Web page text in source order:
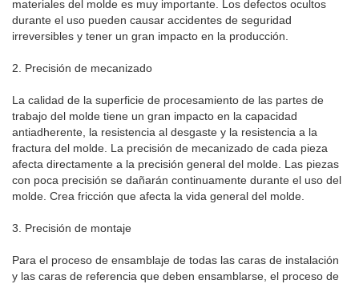
materiales del molde es muy importante. Los defectos ocultos
durante el uso pueden causar accidentes de seguridad
irreversibles y tener un gran impacto en la producción.
2. Precisión de mecanizado
La calidad de la superficie de procesamiento de las partes de
trabajo del molde tiene un gran impacto en la capacidad
antiadherente, la resistencia al desgaste y la resistencia a la
fractura del molde. La precisión de mecanizado de cada pieza
afecta directamente a la precisión general del molde. Las piezas
con poca precisión se dañarán continuamente durante el uso del
molde. Crea fricción que afecta la vida general del molde.
3. Precisión de montaje
Para el proceso de ensamblaje de todas las caras de instalación
y las caras de referencia que deben ensamblarse, el proceso de